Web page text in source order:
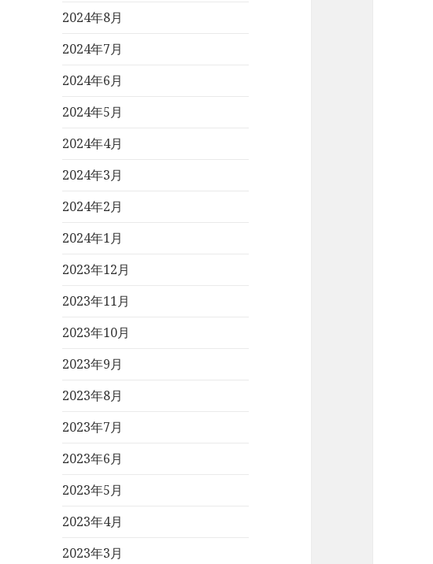
2024年8月
2024年7月
2024年6月
2024年5月
2024年4月
2024年3月
2024年2月
2024年1月
2023年12月
2023年11月
2023年10月
2023年9月
2023年8月
2023年7月
2023年6月
2023年5月
2023年4月
2023年3月